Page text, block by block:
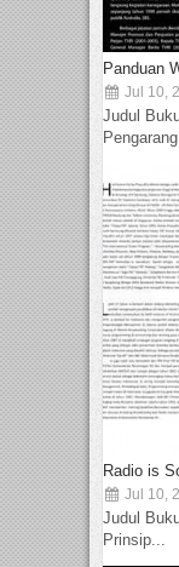
Panduan
Jul 10,
Judul
Radio is
Jul 10,
Judul
Prinsip...